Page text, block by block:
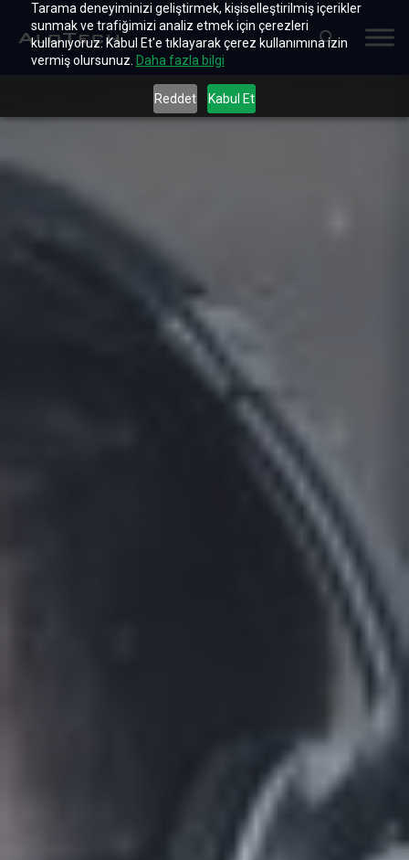
Tarama deneyiminizi geliştirmek, kişiselleştirilmiş içerikler
sunmak ve trafiğimizi analiz etmek için çerezleri
kullanıyoruz. Kabul Et'e tıklayarak çerez kullanımına izin
vermiş olursunuz. Daha fazla bilgi
Reddet Kabul Et